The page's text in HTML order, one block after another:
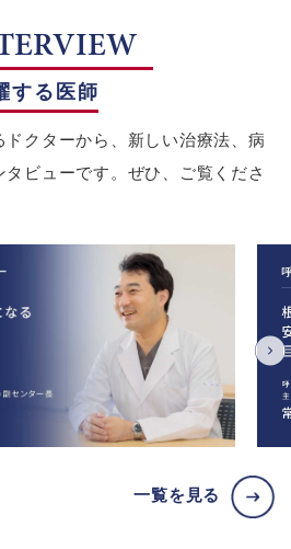
する医師
クターから、新しい治療法、病
ビューです。ぜひ、ご覧くださ
一覧を見る